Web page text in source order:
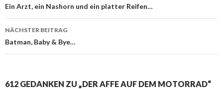
Beitragsnavigation
Ein Arzt, ein Nashorn und ein platter Reifen…
NÄCHSTER BEITRAG
Batman, Baby & Bye…
612 GEDANKEN ZU „DER AFFE AUF DEM MOTORRAD“